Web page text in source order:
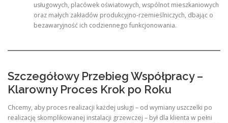
usługowych, placówek oświatowych, wspólnot mieszkaniowych
oraz małych zakładów produkcyjno-rzemieślniczych, dbając o
bezawaryjność ich codziennego funkcjonowania.
Szczegółowy Przebieg Współpracy –
Klarowny Proces Krok po Roku
Chcemy, aby proces realizacji każdej usługi – od wymiany uszczelki po
realizację skomplikowanej instalacji grzewczej – był dla klienta w pełni